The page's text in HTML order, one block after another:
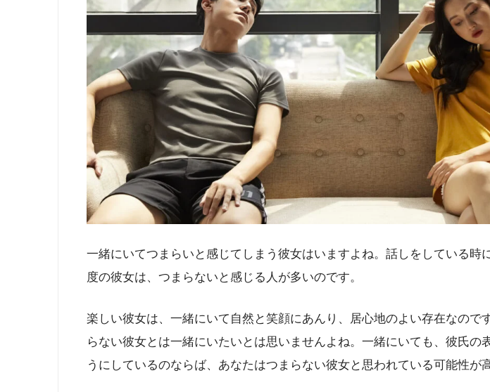
一緒にいてつまらいと感じてしまう彼女はいますよね。話しをしている時
度の彼女は、つまらないと感じる人が多いのです。
楽しい彼女は、一緒にいて自然と笑顔にあんり、居心地のよい存在なので
らない彼女とは一緒にいたいとは思いませんよね。一緒にいても、彼氏の
うにしているのならば、あなたはつまらない彼女と思われている可能性が